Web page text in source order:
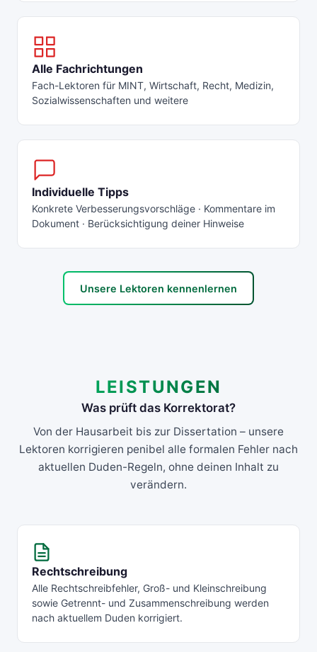
Alle Fachrichtungen
Fach-Lektoren für MINT, Wirtschaft, Recht, Medizin,
Sozialwissenschaften und weitere
Individuelle Tipps
Konkrete Verbesserungsvorschläge · Kommentare im
Dokument · Berücksichtigung deiner Hinweise
Unsere Lektoren kennenlernen
LEISTUNGEN
Was prüft das Korrektorat?
Von der Hausarbeit bis zur Dissertation – unsere
Lektoren korrigieren penibel alle formalen Fehler nach
aktuellen Duden-Regeln, ohne deinen Inhalt zu
verändern.
Rechtschreibung
Alle Rechtschreibfehler, Groß- und Kleinschreibung
sowie Getrennt- und Zusammenschreibung werden
nach aktuellem Duden korrigiert.